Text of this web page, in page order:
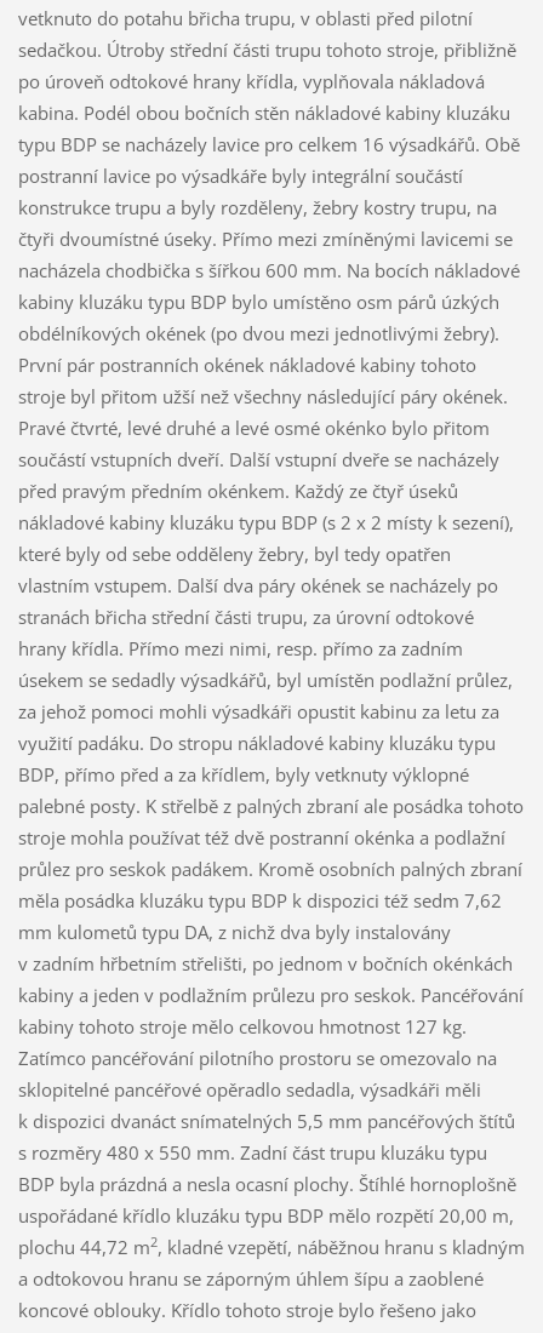
vetknuto do potahu břicha trupu, v oblasti před pilotní
sedačkou. Útroby střední části trupu tohoto stroje, přibližně
po úroveň odtokové hrany křídla, vyplňovala nákladová
kabina. Podél obou bočních stěn nákladové kabiny kluzáku
typu BDP se nacházely lavice pro celkem 16 výsadkářů. Obě
postranní lavice po výsadkáře byly integrální součástí
konstrukce trupu a byly rozděleny, žebry kostry trupu, na
čtyři dvoumístné úseky. Přímo mezi zmíněnými lavicemi se
nacházela chodbička s šířkou 600 mm. Na bocích nákladové
kabiny kluzáku typu BDP bylo umístěno osm párů úzkých
obdélníkových okének (po dvou mezi jednotlivými žebry).
První pár postranních okének nákladové kabiny tohoto
stroje byl přitom užší než všechny následující páry okének.
Pravé čtvrté, levé druhé a levé osmé okénko bylo přitom
součástí vstupních dveří. Další vstupní dveře se nacházely
před pravým předním okénkem. Každý ze čtyř úseků
nákladové kabiny kluzáku typu BDP (s 2 x 2 místy k sezení),
které byly od sebe odděleny žebry, byl tedy opatřen
vlastním vstupem. Další dva páry okének se nacházely po
stranách břicha střední části trupu, za úrovní odtokové
hrany křídla. Přímo mezi nimi, resp. přímo za zadním
úsekem se sedadly výsadkářů, byl umístěn podlažní průlez,
za jehož pomoci mohli výsadkáři opustit kabinu za letu za
využití padáku. Do stropu nákladové kabiny kluzáku typu
BDP, přímo před a za křídlem, byly vetknuty výklopné
palebné posty. K střelbě z palných zbraní ale posádka tohoto
stroje mohla používat též dvě postranní okénka a podlažní
průlez pro seskok padákem. Kromě osobních palných zbraní
měla posádka kluzáku typu BDP k dispozici též sedm 7,62
mm kulometů typu DA, z nichž dva byly instalovány
v zadním hřbetním střelišti, po jednom v bočních okénkách
kabiny a jeden v podlažním průlezu pro seskok. Pancéřování
kabiny tohoto stroje mělo celkovou hmotnost 127 kg.
Zatímco pancéřování pilotního prostoru se omezovalo na
sklopitelné pancéřové opěradlo sedadla, výsadkáři měli
k dispozici dvanáct snímatelných 5,5 mm pancéřových štítů
s rozměry 480 x 550 mm. Zadní část trupu kluzáku typu
BDP byla prázdná a nesla ocasní plochy. Štíhlé hornoplošně
uspořádané křídlo kluzáku typu BDP mělo rozpětí 20,00 m,
plochu 44,72 m2, kladné vzepětí, náběžnou hranu s kladným
a odtokovou hranu se záporným úhlem šípu a zaoblené
koncové oblouky. Křídlo tohoto stroje bylo řešeno jako